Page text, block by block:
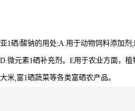
亚1硒/酸钠的用处:A.用于动物饲料添加
D.微元素1硒补充剂。E用于农业方面，
大米,富1硒蔬菜等各类富硒农产品。